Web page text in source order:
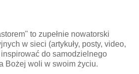
to zupełnie nowatorski
w sieci (artykuły, posty, video,
do samodzielnego
Bożej woli w swoim życiu.